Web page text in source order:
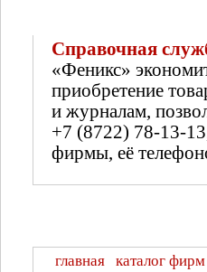
Справочная
«Феникс»
приобретение
и журналам,
+7 (8722) 78-13-
фирмы, её
главная каталог фирм